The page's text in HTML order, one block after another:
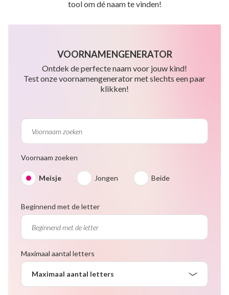
tool om dé naam te vinden!
VOORNAMENGENERATOR
Ontdek de perfecte naam voor jouw kind!
Test onze voornamengenerator met slechts een paar
klikken!
Voornaam zoeken
Meisje Jongen Beide
Beginnend met de letter
Maximaal aantal letters
Maximaal aantal letters